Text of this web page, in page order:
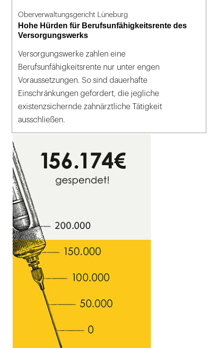
Oberverwaltungsgericht Lüneburg
Hohe Hürden für Berufsunfähigkeitsrente des
Versorgungswerks
Versorgungswerke zahlen eine
Berufsunfähigkeitsrente nur unter engen
Voraussetzungen. So sind dauerhafte
Einschränkungen gefordert, die jegliche
existenzsichernde zahnärztliche Tätigkeit
ausschließen.